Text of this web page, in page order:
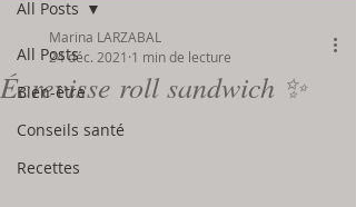
All Posts
Bien-être
Conseils santé
Recettes
All Posts
Écrevisse roll sandwich ✨
Marina LARZABAL
24 déc. 2021 1 min de lecture